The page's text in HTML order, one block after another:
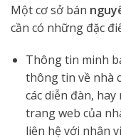
Một cơ sở bán
cần có những đặc
Thông tin minh
thông tin về nhà
các diễn đàn,
trang web của
liên hệ với nhân